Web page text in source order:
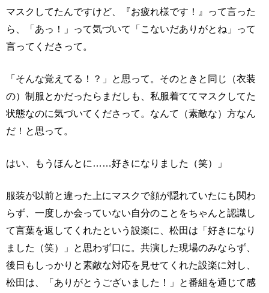
マスクしてたんですけど、『お疲れ様です！』って言った
ら、「あっ！」って気づいて「こないだありがとね」って
言ってくださって。
「そんな覚えてる！？」と思って。そのときと同じ（衣装
の）制服とかだったらまだしも、私服着ててマスクしてた
状態なのに気づいてくださって。なんて（素敵な）方なん
だ！と思って。
はい、もうほんとに……好きになりました（笑）」
服装が以前と違った上にマスクで顔が隠れていたにも関わ
らず、一度しか会っていない自分のことをちゃんと認識し
て言葉を返してくれたという設楽に、松田は「好きになり
ました（笑）」と思わず口に。共演した現場のみならず、
後日もしっかりと素敵な対応を見せてくれた設楽に対し、
松田は、「ありがとうございました！」と番組を通じて感